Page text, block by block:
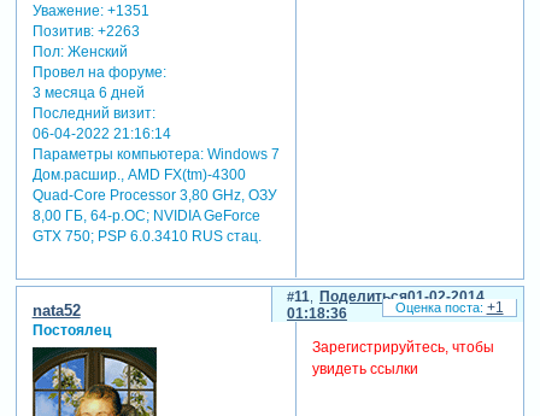
Уважение: +1351
Позитив: +2263
Пол:Женский
Провел на форуме:
3 месяца 6 дней
Последний визит:
06-04-2022 21:16:14
Параметры компьютера:Windows 7
Дом.расшир., AMD FX(tm)-4300
Quad-Core Processor 3,80 GHz, ОЗУ
8,00 ГБ, 64-р.ОС; NVIDIA GeForce
GTX 750; PSP 6.0.3410 RUS стац.
Поделиться
11
01-02-2014
01:18:36
nata52
Постоялец
Зарегистрируйтесь, чтобы
увидеть ссылки
+1